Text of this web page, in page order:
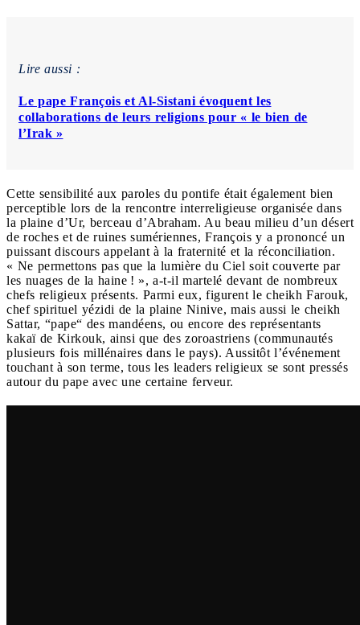
Lire aussi :
Le pape François et Al-Sistani évoquent les
collaborations de leurs religions pour « le bien de
l’Irak »
Cette sensibilité aux paroles du pontife était également bien
perceptible lors de la rencontre interreligieuse organisée dans
la plaine d’Ur, berceau d’Abraham. Au beau milieu d’un désert
de roches et de ruines sumériennes, François y a prononcé un
puissant discours appelant à la fraternité et la réconciliation.
« Ne permettons pas que la lumière du Ciel soit couverte par
les nuages de la haine ! », a-t-il martelé devant de nombreux
chefs religieux présents. Parmi eux, figurent le cheikh Farouk,
chef spirituel yézidi de la plaine Ninive, mais aussi le cheikh
Sattar, “pape“ des mandéens, ou encore des représentants
kakaï de Kirkouk, ainsi que des zoroastriens (communautés
plusieurs fois millénaires dans le pays). Aussitôt l’événement
touchant à son terme, tous les leaders religieux se sont pressés
autour du pape avec une certaine ferveur.